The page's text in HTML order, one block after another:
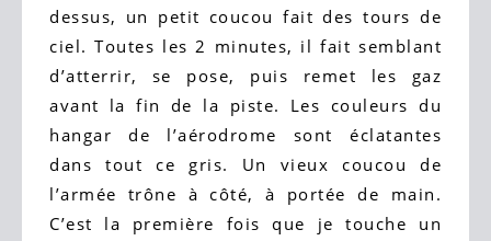
dessus, un petit coucou fait des tours de
ciel. Toutes les 2 minutes, il fait semblant
d’atterrir, se pose, puis remet les gaz
avant la fin de la piste. Les couleurs du
hangar de l’aérodrome sont éclatantes
dans tout ce gris. Un vieux coucou de
l’armée trône à côté, à portée de main.
C’est la première fois que je touche un